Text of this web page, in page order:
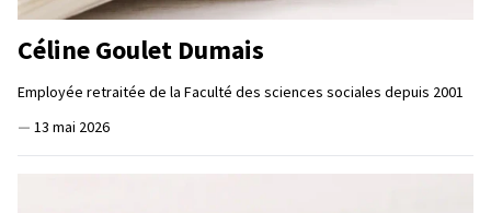
Céline Goulet Dumais
Employée retraitée de la Faculté des sciences sociales depuis 2001
— 13 mai 2026